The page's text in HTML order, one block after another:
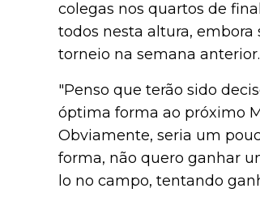
colegas nos quartos de
todos nesta altura,
torneio na semana
"Penso que terão sido
óptima forma ao próximo
Obviamente, seria um
forma, não quero ganhar
lo no campo, tentando